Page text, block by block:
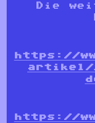
Die
https://
artikel/
https://